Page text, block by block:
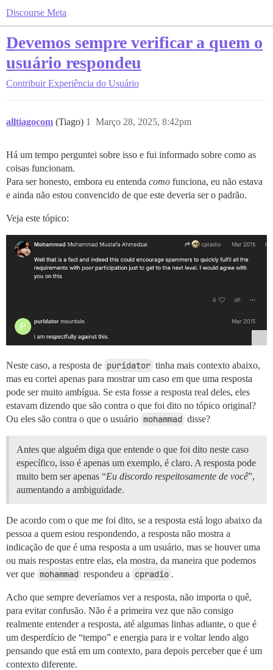
Discourse Meta
Devemos sempre verificar a quem o
usuário respondeu
Contribuir Experiência do Usuário
alltiagocom (Tiago) Março 28, 2025, 8:42pm
1
Há um tempo perguntei sobre isso e fui informado sobre como as
coisas funcionam.
Para ser honesto, embora eu entenda como funciona, eu não estava
e ainda não estou convencido de que este deveria ser o padrão.
Veja este tópico:
Neste caso, a resposta de puridator tinha mais contexto abaixo,
mas eu cortei apenas para mostrar um caso em que uma resposta
pode ser muito ambígua. Se esta fosse a resposta real deles, eles
estavam dizendo que são contra o que foi dito no tópico original?
Ou eles são contra o que o usuário mohammad disse?
Antes que alguém diga que entende o que foi dito neste caso
específico, isso é apenas um exemplo, é claro. A resposta pode
muito bem ser apenas “Eu discordo respeitosamente de você”,
aumentando a ambiguidade.
De acordo com o que me foi dito, se a resposta está logo abaixo da
pessoa a quem estou respondendo, a resposta não mostra a
indicação de que é uma resposta a um usuário, mas se houver uma
ou mais respostas entre elas, ela mostra, da maneira que podemos
ver que mohammad respondeu a cpradio .
Acho que sempre deveríamos ver a resposta, não importa o quê,
para evitar confusão. Não é a primeira vez que não consigo
realmente entender a resposta, até algumas linhas adiante, o que é
um desperdício de “tempo” e energia para ir e voltar lendo algo
pensando que está em um contexto, para depois perceber que é um
contexto diferente.